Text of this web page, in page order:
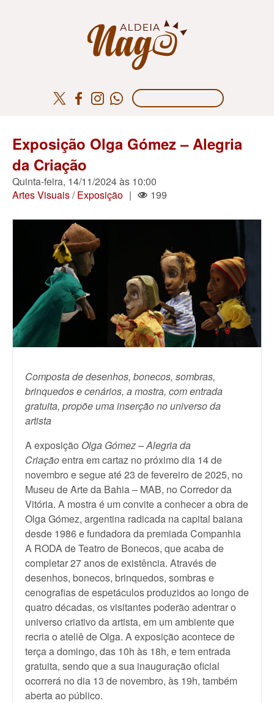
Exposição Olga Gómez – Alegria
da Criação
Quinta-feira, 14/11/2024 às 10:00
Artes Visuais/Exposição | 199
Composta de desenhos, bonecos, sombras,
brinquedos e cenários, a mostra, com entrada
gratuita, propõe uma inserção no universo da
artista
A exposição Olga Gómez – Alegria da
Criaçãoentra em cartaz no próximo dia 14 de
novembro e segue até 23 de fevereiro de 2025, no
Museu de Arte da Bahia – MAB, no Corredor da
Vitória. A mostra é um convite a conhecer a obra de
Olga Gómez, argentina radicada na capital baiana
desde 1986 e fundadora da premiada Companhia
A RODA de Teatro de Bonecos, que acaba de
completar 27 anos de existência. Através de
desenhos, bonecos, brinquedos, sombras e
cenografias de espetáculos produzidos ao longo de
quatro décadas, os visitantes poderão adentrar o
universo criativo da artista, em um ambiente que
recria o ateliê de Olga. A exposição acontece de
terça a domingo, das 10h às 18h, e tem entrada
gratuita, sendo que a sua inauguração oficial
ocorrerá no dia 13 de novembro, às 19h, também
aberta ao público.